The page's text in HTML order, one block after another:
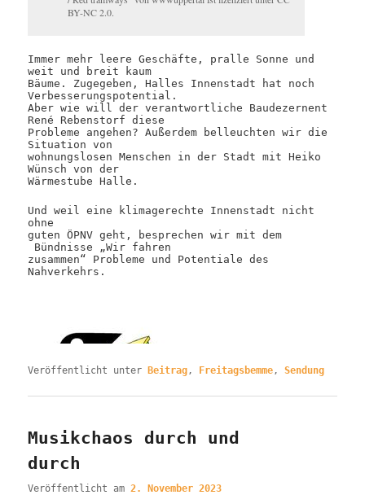
BY-NC 2.0.
Immer mehr leere Geschäfte, pralle Sonne und
weit und breit kaum
Bäume. Zugegeben, Halles Innenstadt hat noch
Verbesserungspotential.
Aber wie will der verantwortliche Baudezernent
René Rebenstorf diese
Probleme angehen? Außerdem belleuchten wir die
Situation von
wohnungslosen Menschen in der Stadt mit Heiko
Wünsch von der
Wärmestube Halle.
Und weil eine klimagerechte Innenstadt nicht
ohne
guten ÖPNV geht, besprechen wir mit dem
Bündnisse „Wir fahren
zusammen“ Probleme und Potentiale des
Nahverkehrs.
Veröffentlicht unter Beitrag, Freitagsbemme,Sendung
Musikchaos durch und
durch
Veröffentlicht am2. November 2023